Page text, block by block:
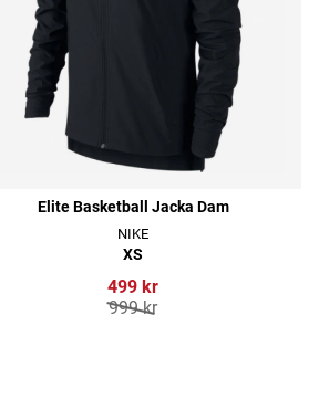
Elite Basketball Jacka Dam
NIKE
XS
499 kr
999 kr